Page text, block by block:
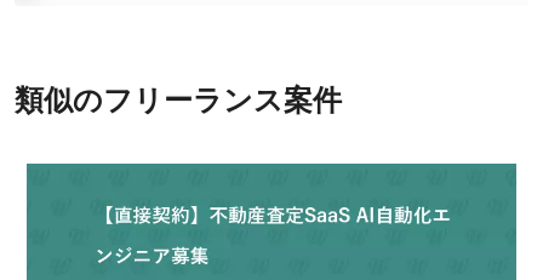
類似のフリーランス案件